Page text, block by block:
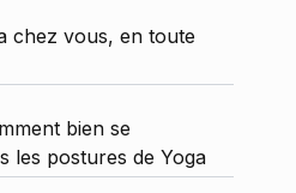
chez vous, en toute
bien se
les postures de Yoga